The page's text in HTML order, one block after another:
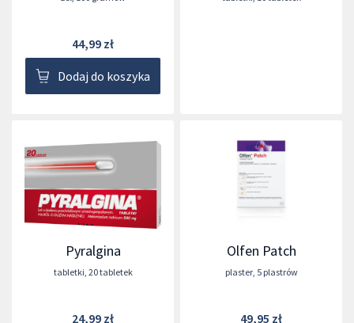
44,99 zł
Dodaj do koszyka
Pyralgina
tabletki 20 tabletek
24,99 zł
Olfen Patch
plaster, 5 plastrów
49,95 zł